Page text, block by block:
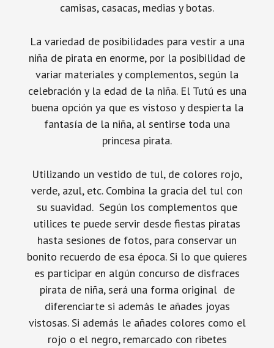
camisas, casacas, medias y botas.
La variedad de posibilidades para vestir a una
niña de pirata en enorme, por la posibilidad de
variar materiales y complementos, según la
celebración y la edad de la niña. El Tutú es una
buena opción ya que es vistoso y despierta la
fantasía de la niña, al sentirse toda una
princesa pirata.
Utilizando un vestido de tul, de colores rojo,
verde, azul, etc. Combina la gracia del tul con
su suavidad. Según los complementos que
utilices te puede servir desde fiestas piratas
hasta sesiones de fotos, para conservar un
bonito recuerdo de esa época. Si lo que quieres
es participar en algún concurso de disfraces
pirata de niña, será una forma original de
diferenciarte si además le añades joyas
vistosas. Si además le añades colores como el
rojo o el negro, remarcado con ribetes